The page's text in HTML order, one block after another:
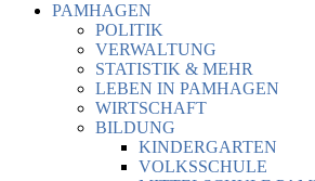
PAMHAGEN
POLITIK
VERWALTUNG
STATISTIK & MEHR
LEBEN IN PAMHAGEN
WIRTSCHAFT
BILDUNG
KINDERGARTEN
VOLKSSCHULE